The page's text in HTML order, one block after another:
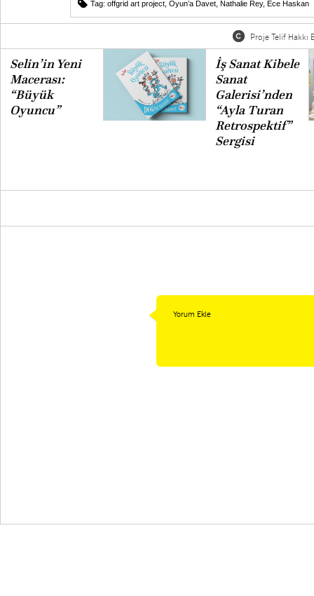
Tag: offgrid art project Oyun’a Davet Nathalie Rey, Ece Haskan
Proje Telif Hakkı
Selin’in Yeni
Macerası:
“Büyük
Oyuncu”
İş Sanat Kibele
Sanat
Galerisi’nden
“Ayla Turan
Retrospektif”
Sergisi